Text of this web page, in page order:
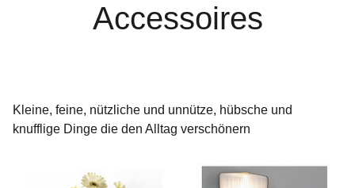
Accessoires
Kleine, feine, nützliche und unnütze, hübsche und
knufflige Dinge die den Alltag verschönern